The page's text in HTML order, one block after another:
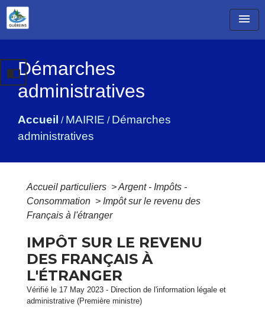
menu
Démarches
administratives
Accueil / MAIRIE / Démarches
administratives
import_contacts
Accueil particuliers >Argent - Impôts -
Consommation > Impôt sur le revenu des
Français à l'étranger
IMPÔT SUR LE REVENU
DES FRANÇAIS À
L'ÉTRANGER
Vérifié le 17 May 2023 - Direction de l'information légale et
administrative (Première ministre)